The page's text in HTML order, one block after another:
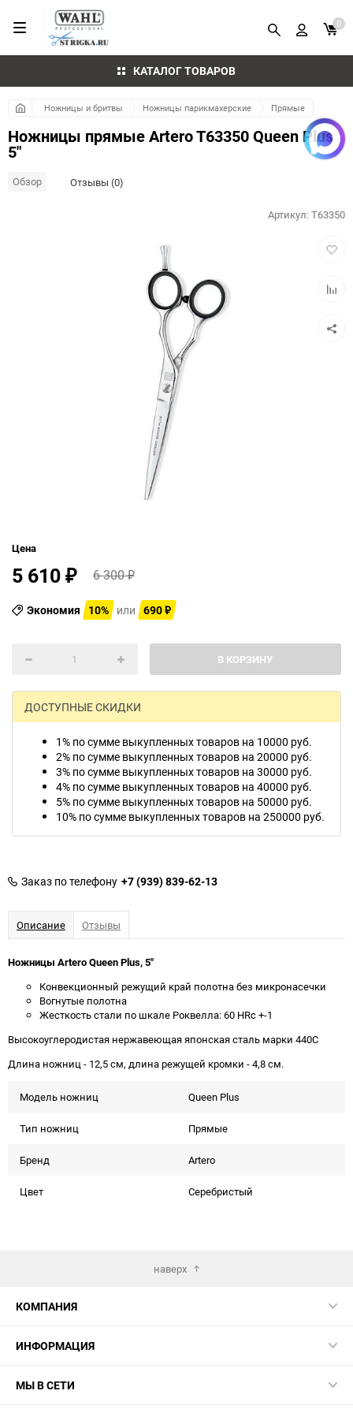
КАТАЛОГ ТОВАРОВ
0
Ножницы и бритвы Ножницы парикмахерские Прямые
Ножницы прямые Artero T63350 Queen Plus
5"
Обзор Отзывы (0)
Артикул:T63350
Цена
5 610 ₽ 6 300₽
Экономия 10% или 690 ₽
В КОРЗИНУ
ДОСТУПНЫЕ СКИДКИ
1% по сумме выкупленных товаров на 10000 руб.
2% по сумме выкупленных товаров на 20000 руб.
3% по сумме выкупленных товаров на 30000 руб.
4% по сумме выкупленных товаров на 40000 руб.
5% по сумме выкупленных товаров на 50000 руб.
10% по сумме выкупленных товаров на 250000 руб.
Заказ по телефону +7 (939) 839-62-13
Описание Отзывы
Ножницы Artero Queen Plus, 5"
Конвекционный режущий край полотна без микронасечки
Вогнутые полотна
Жесткость стали по шкале Роквелла: 60 HRc +-1
Высокоуглеродистая нержавеющая японская сталь марки 440С
Длина ножниц - 12,5 см, длина режущей кромки - 4,8 см.
Модель ножниц Queen Plus
Тип ножниц Прямые
Бренд Artero
Цвет Серебристый
наверх
КОМПАНИЯ
ИНФОРМАЦИЯ
МЫ В СЕТИ